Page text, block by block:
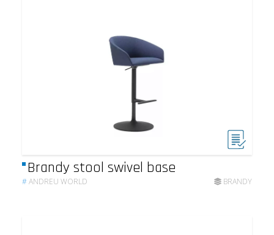
Brandy stool swivel base
#ANDREU WORLD BRANDY